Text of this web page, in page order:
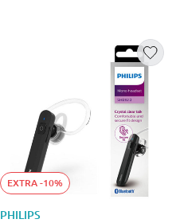
EXTRA -10%
PHILIPS